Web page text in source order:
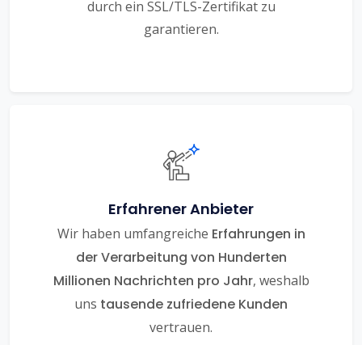
durch ein SSL/TLS-Zertifikat zu
garantieren.
Erfahrener Anbieter
Wir haben umfangreiche Erfahrungen in
der Verarbeitung von Hunderten
Millionen Nachrichten pro Jahr, weshalb
uns tausende zufriedene Kunden
vertrauen.